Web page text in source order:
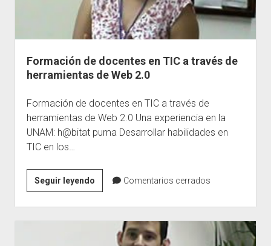
Formación de docentes en TIC a través de
herramientas de Web 2.0
Formación de docentes en TIC a través de
herramientas de Web 2.0 Una experiencia en la
UNAM: h@bitat puma Desarrollar habilidades en
TIC en los…
Seguir leyendoFormación
de
docentes
Comentarios cerrados